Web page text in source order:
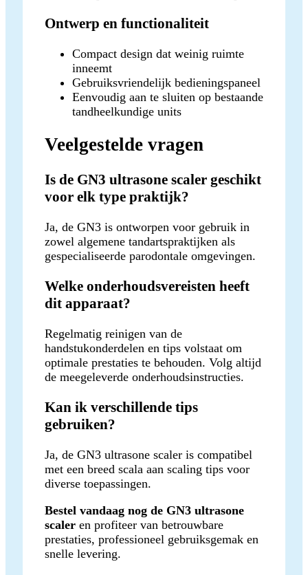
Ontwerp en functionaliteit
Compact design dat weinig ruimte
inneemt
Gebruiksvriendelijk bedieningspaneel
Eenvoudig aan te sluiten op bestaande
tandheelkundige units
Veelgestelde vragen
Is de GN3 ultrasone scaler geschikt
voor elk type praktijk?
Ja, de GN3 is ontworpen voor gebruik in
zowel algemene tandartspraktijken als
gespecialiseerde parodontale omgevingen.
Welke onderhoudsvereisten heeft
dit apparaat?
Regelmatig reinigen van de
handstukonderdelen en tips volstaat om
optimale prestaties te behouden. Volg altijd
de meegeleverde onderhoudsinstructies.
Kan ik verschillende tips
gebruiken?
Ja, de GN3 ultrasone scaler is compatibel
met een breed scala aan scaling tips voor
diverse toepassingen.
Bestel vandaag nog de GN3 ultrasone
scaler en profiteer van betrouwbare
prestaties, professioneel gebruiksgemak en
snelle levering.